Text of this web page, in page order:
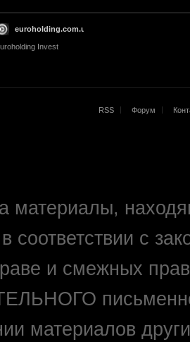
euroholding.com.ua
Invest
RSS Форум
материалы,
соответствии с
и смежных
материалов